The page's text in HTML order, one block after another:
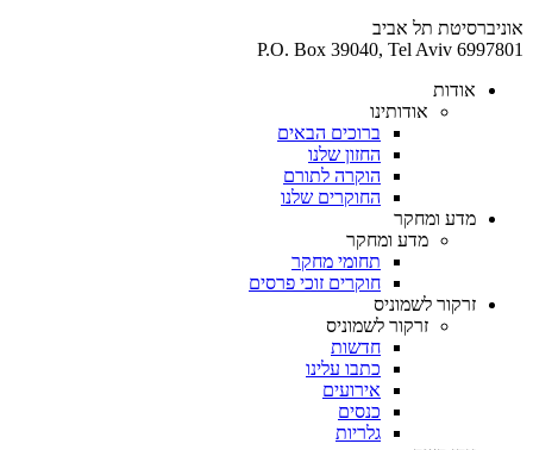
אוניברסיטת תל אביב
P.O. Box 39040, Tel Aviv 6997801
אודות
אודותינו
ברוכים הבאים
החזון שלנו
הוקרה לתורם
החוקרים שלנו
מדע ומחקר
מדע ומחקר
תחומי מחקר
חוקרים זוכי פרסים
זרקור לשמוניס
זרקור לשמוניס
חדשות
כתבו עלינו
אירועים
כנסים
גלריות